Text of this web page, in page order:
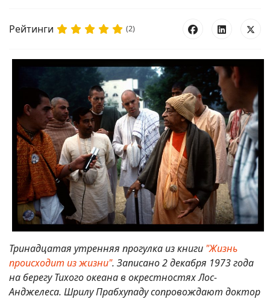
Рейтинги (2)
Тринадцатая утренняя прогулка из книги "Жизнь
происходит из жизни". Записано 2 декабря 1973 года
на берегу Тихого океана в окрестностях Лос-
Анджелеса. Шрилу Прабхупаду сопровождают доктор